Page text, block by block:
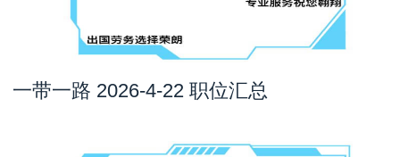
一带一路 2026-4-22 职位汇总